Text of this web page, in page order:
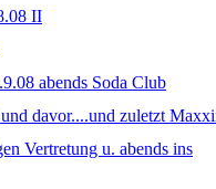
II
abends Soda Club
davor....und zuletzt
Vertretung u. abends ins